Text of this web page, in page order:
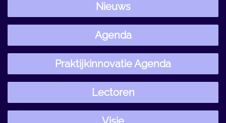
Nieuws
Agenda
Praktijkinnovatie Agenda
Lectoren